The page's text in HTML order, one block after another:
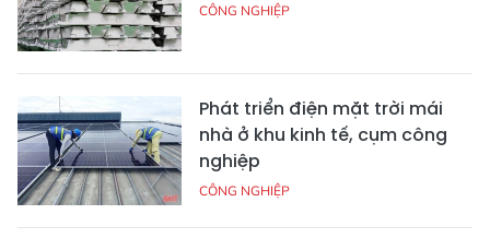
CÔNG NGHIỆP
Phát triển điện mặt trời mái
nhà ở khu kinh tế, cụm công
nghiệp
CÔNG NGHIỆP